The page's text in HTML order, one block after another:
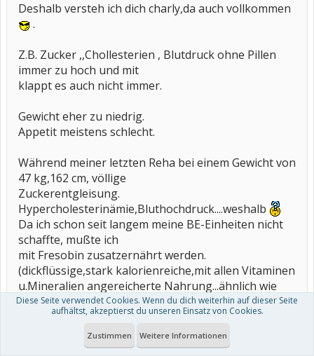
Deshalb versteh ich dich charly,da auch vollkommen
.
Z.B. Zucker ,,Chollesterien , Blutdruck ohne Pillen
immer zu hoch und mit
klappt es auch nicht immer.
Gewicht eher zu niedrig.
Appetit meistens schlecht.
Während meiner letzten Reha bei einem Gewicht von
47 kg,162 cm, völlige
Zuckerentgleisung.
Hypercholesterinämie,Bluthochdruck....weshalb
Da ich schon seit langem meine BE-Einheiten nicht
schaffte, mußte ich
mit Fresobin zusatzernährt werden.
(dickflüssige,stark kalorienreiche,mit allen Vitaminen
u.Mineralien angereicherte Nahrung...ähnlich wie
dicke Fruchtmilch,auch für Menschen,
welche keine feste Nahrung zu sich nehmen
Diese Seite verwendet Cookies. Wenn du dich weiterhin auf dieser Seite
aufhältst, akzeptierst du unseren Einsatz von Cookies.
Zustimmen Weitere Informationen